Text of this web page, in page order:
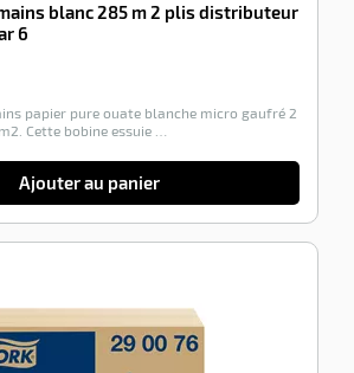
blanc 285 m 2 plis distributeur
6
papier pure ouate blanche micro gaufré 2
Cette bobine essuie …
Ajouter au panier